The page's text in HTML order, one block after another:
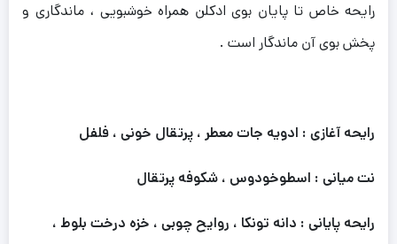
رایحه خاص تا پایان بوی ادکلن همراه خوشبویی ، ماندگاری و
پخش بوی آن ماندگار است .
رایحه آغازی : ادویه جات معطر ، پرتقال خونی ، فلفل
نت میانی : اسطوخودوس ، شکوفه پرتقال
رایحه پایانی : دانه تونکا ، روایح چوبی ، خزه درخت بلوط ،